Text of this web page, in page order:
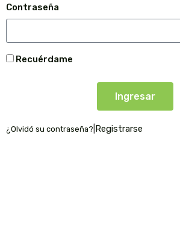
Contraseña
Recuérdame
Ingresar
¿Olvidó su contraseña? Registrarse